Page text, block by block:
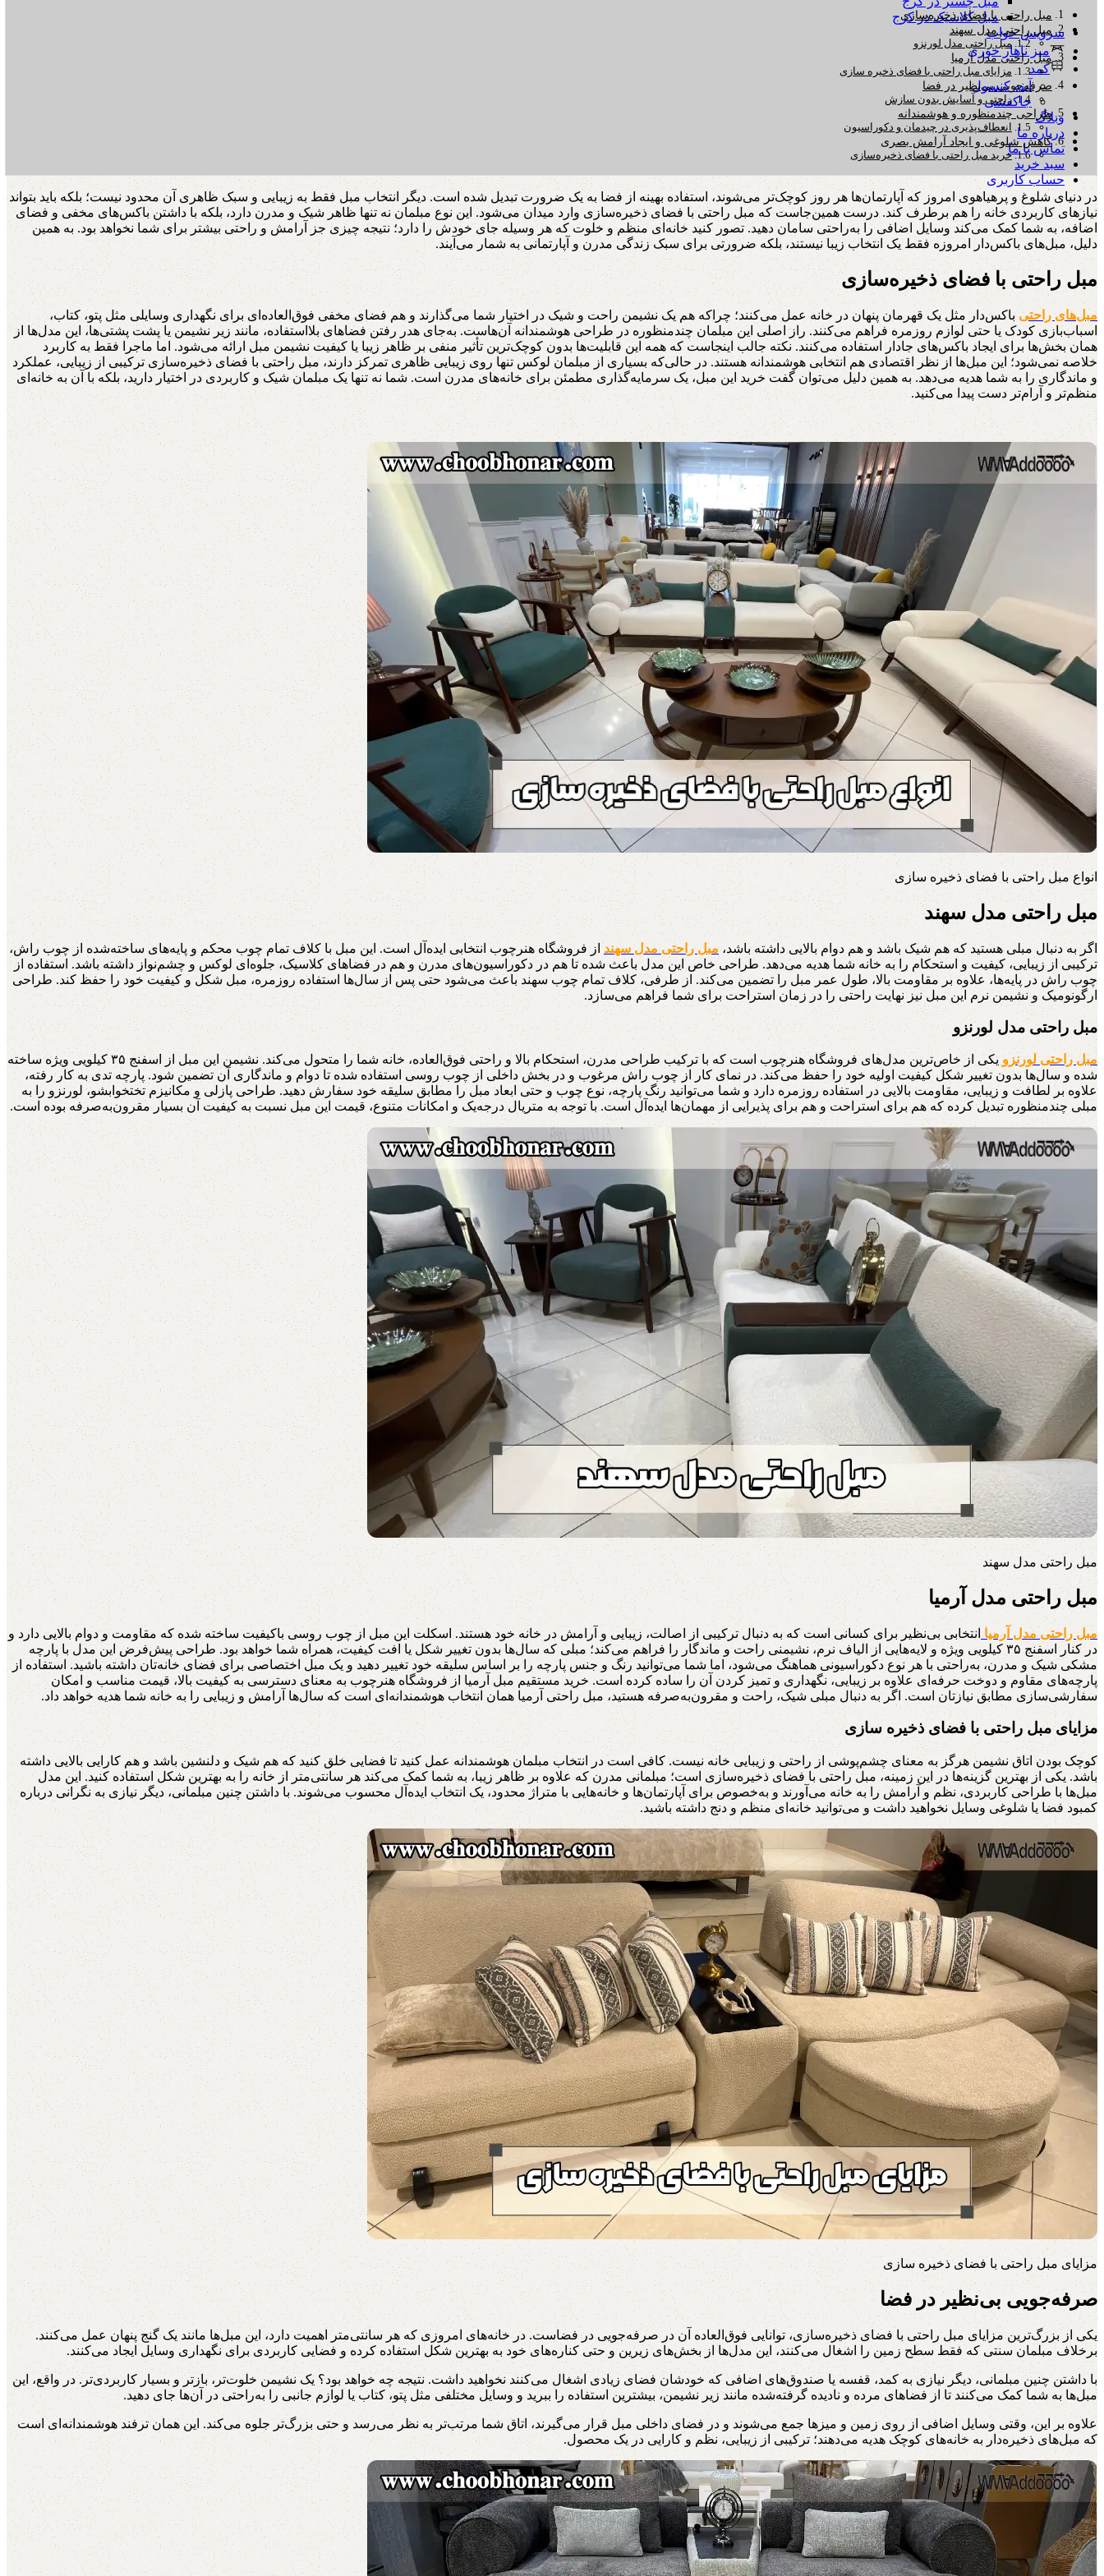
مبل کلاسیک در کرج
سرویس خواب
میز ناهار خوری
کمد
آینه کنسول
جاکفشی
وبلاگ
درباره ما
تماس با ما
سبد خرید
حساب کاربری
مبل راحتی با فضای ذخیره‌سازی
مبل راحتی مدل سهند
مبل راحتی مدل لورنزو
مبل راحتی مدل آرمیا
مزایای مبل راحتی با فضای ذخیره سازی
صرفه‌جویی بی‌نظیر در فضا
راحتی و آسایش بدون سازش
طراحی چندمنظوره و هوشمندانه
انعطاف‌پذیری در چیدمان و دکوراسیون
کاهش شلوغی و ایجاد آرامش بصری
خرید مبل راحتی با فضای ذخیره‌سازی
در دنیای شلوغ و پرهیاهوی امروز که آپارتمان‌ها هر روز کوچک‌تر می‌شوند، استفاده بهینه از فضا به یک ضرورت تبدیل شده است. دیگر انتخاب مبل فقط به زیبایی و سبک ظاهری آن محدود نیست؛ بلکه باید بتواند
نیازهای کاربردی خانه را هم برطرف کند. درست همین‌جاست که مبل راحتی با فضای ذخیره‌سازی وارد میدان می‌شود. این نوع مبلمان نه تنها ظاهر شیک و مدرن دارد، بلکه با داشتن باکس‌های مخفی و فضای
اضافه، به شما کمک می‌کند وسایل اضافی را به‌راحتی سامان دهید. تصور کنید خانه‌ای منظم و خلوت که هر وسیله جای خودش را دارد؛ نتیجه چیزی جز آرامش و راحتی بیشتر برای شما نخواهد بود. به همین
دلیل، مبل‌های باکس‌دار امروزه فقط یک انتخاب زیبا نیستند، بلکه ضرورتی برای سبک زندگی مدرن و آپارتمانی به شمار می‌آیند.
مبل راحتی با فضای ذخیره‌سازی
مبل‌های راحتیباکس‌دار مثل یک قهرمان پنهان در خانه عمل می‌کنند؛ چراکه هم یک نشیمن راحت و شیک در اختیار شما می‌گذارند و هم فضای مخفی فوق‌العاده‌ای برای نگهداری وسایلی مثل پتو، کتاب،
اسباب‌بازی کودک یا حتی لوازم روزمره فراهم می‌کنند. راز اصلی این مبلمان چندمنظوره در طراحی هوشمندانه آن‌هاست. به‌جای هدر رفتن فضاهای بلااستفاده، مانند زیر نشیمن یا پشت پشتی‌ها، این مدل‌ها از
همان بخش‌ها برای ایجاد باکس‌های جادار استفاده می‌کنند. نکته جالب اینجاست که همه این قابلیت‌ها بدون کوچک‌ترین تأثیر منفی بر ظاهر زیبا یا کیفیت نشیمن مبل ارائه می‌شود. اما ماجرا فقط به کاربرد
خلاصه نمی‌شود؛ این مبل‌ها از نظر اقتصادی هم انتخابی هوشمندانه هستند. در حالی‌که بسیاری از مبلمان لوکس تنها روی زیبایی ظاهری تمرکز دارند، مبل راحتی با فضای ذخیره‌سازی ترکیبی از زیبایی، عملکرد
و ماندگاری را به شما هدیه می‌دهد. به همین دلیل می‌توان گفت خرید این مبل، یک سرمایه‌گذاری مطمئن برای خانه‌های مدرن است. شما نه تنها یک مبلمان شیک و کاربردی در اختیار دارید، بلکه با آن به خانه‌ای
منظم‌تر و آرام‌تر دست پیدا می‌کنید.
انواع مبل راحتی با فضای ذخیره سازی
مبل راحتی مدل سهند
اگر به دنبال مبلی هستید که هم شیک باشد و هم دوام بالایی داشته باشد،مبل راحتی مدل سهنداز فروشگاه هنرچوب انتخابی ایده‌آل است. این مبل با کلاف تمام چوب محکم و پایه‌های ساخته‌شده از چوب راش،
ترکیبی از زیبایی، کیفیت و استحکام را به خانه شما هدیه می‌دهد. طراحی خاص این مدل باعث شده تا هم در دکوراسیون‌های مدرن و هم در فضاهای کلاسیک، جلوه‌ای لوکس و چشم‌نواز داشته باشد. استفاده از
چوب راش در پایه‌ها، علاوه بر مقاومت بالا، طول عمر مبل را تضمین می‌کند. از طرفی، کلاف تمام چوب سهند باعث می‌شود حتی پس از سال‌ها استفاده روزمره، مبل شکل و کیفیت خود را حفظ کند. طراحی
ارگونومیک و نشیمن نرم این مبل نیز نهایت راحتی را در زمان استراحت برای شما فراهم می‌سازد.
مبل راحتی مدل لورنزو
مبل راحتی لورنزو
یکی از خاص‌ترین مدل‌های فروشگاه هنرچوب است که با ترکیب طراحی مدرن، استحکام بالا و راحتی فوق‌العاده، خانه شما را متحول می‌کند. نشیمن این مبل از اسفنج ۳۵ کیلویی ویژه ساخته
شده و سال‌ها بدون تغییر شکل کیفیت اولیه خود را حفظ می‌کند. در نمای کار از چوب راش مرغوب و در بخش داخلی از چوب روسی استفاده شده تا دوام و ماندگاری آن تضمین شود. پارچه تدی به کار رفته،
علاوه بر لطافت و زیبایی، مقاومت بالایی در استفاده روزمره دارد و شما می‌توانید رنگ پارچه، نوع چوب و حتی ابعاد مبل را مطابق سلیقه خود سفارش دهید. طراحی پازلی و مکانیزم تختخوابشو، لورنزو را به
مبلی چندمنظوره تبدیل کرده که هم برای استراحت و هم برای پذیرایی از مهمان‌ها ایده‌آل است. با توجه به متریال درجه‌یک و امکانات متنوع، قیمت این مبل نسبت به کیفیت آن بسیار مقرون‌به‌صرفه بوده است.
مبل راحتی مدل سهند
مبل راحتی مدل آرمیا
مبل راحتی مدل آرمیا انتخابی بی‌نظیر برای کسانی است که به دنبال ترکیبی از اصالت، زیبایی و آرامش در خانه خود هستند. اسکلت این مبل از چوب روسی باکیفیت ساخته شده که مقاومت و دوام بالایی دارد و
در کنار اسفنج ۳۵ کیلویی ویژه و لایه‌هایی از الیاف نرم، نشیمنی راحت و ماندگار را فراهم می‌کند؛ مبلی که سال‌ها بدون تغییر شکل یا افت کیفیت، همراه شما خواهد بود. طراحی پیش‌فرض این مدل با پارچه
مشکی شیک و مدرن، به‌راحتی با هر نوع دکوراسیونی هماهنگ می‌شود، اما شما می‌توانید رنگ و جنس پارچه را بر اساس سلیقه خود تغییر دهید و یک مبل اختصاصی برای فضای خانه‌تان داشته باشید. استفاده از
پارچه‌های مقاوم و دوخت حرفه‌ای علاوه بر زیبایی، نگهداری و تمیز کردن آن را ساده کرده است. خرید مستقیم مبل آرمیا از فروشگاه هنرچوب به معنای دسترسی به کیفیت بالا، قیمت مناسب و امکان
سفارشی‌سازی مطابق نیازتان است. اگر به دنبال مبلی شیک، راحت و مقرون‌به‌صرفه هستید، مبل راحتی آرمیا همان انتخاب هوشمندانه‌ای است که سال‌ها آرامش و زیبایی را به خانه شما هدیه خواهد داد.
مزایای مبل راحتی با فضای ذخیره سازی
کوچک بودن اتاق نشیمن هرگز به معنای چشم‌پوشی از راحتی و زیبایی خانه نیست. کافی است در انتخاب مبلمان هوشمندانه عمل کنید تا فضایی خلق کنید که هم شیک و دلنشین باشد و هم کارایی بالایی داشته
باشد. یکی از بهترین گزینه‌ها در این زمینه، مبل راحتی با فضای ذخیره‌سازی است؛ مبلمانی مدرن که علاوه بر ظاهر زیبا، به شما کمک می‌کند هر سانتی‌متر از خانه را به بهترین شکل استفاده کنید. این مدل
مبل‌ها با طراحی کاربردی، نظم و آرامش را به خانه می‌آورند و به‌خصوص برای آپارتمان‌ها و خانه‌هایی با متراژ محدود، یک انتخاب ایده‌آل محسوب می‌شوند. با داشتن چنین مبلمانی، دیگر نیازی به نگرانی درباره
کمبود فضا یا شلوغی وسایل نخواهید داشت و می‌توانید خانه‌ای منظم و دنج داشته باشید.
مزایای مبل راحتی با فضای ذخیره سازی
صرفه‌جویی بی‌نظیر در فضا
یکی از بزرگ‌ترین مزایای مبل راحتی با فضای ذخیره‌سازی، توانایی فوق‌العاده آن در صرفه‌جویی در فضاست. در خانه‌های امروزی که هر سانتی‌متر اهمیت دارد، این مبل‌ها مانند یک گنج پنهان عمل می‌کنند.
برخلاف مبلمان سنتی که فقط سطح زمین را اشغال می‌کنند، این مدل‌ها از بخش‌های زیرین و حتی کناره‌های خود به بهترین شکل استفاده کرده و فضایی کاربردی برای نگهداری وسایل ایجاد می‌کنند.
با داشتن چنین مبلمانی، دیگر نیازی به کمد، قفسه یا صندوق‌های اضافی که خودشان فضای زیادی اشغال می‌کنند نخواهید داشت. نتیجه چه خواهد بود؟ یک نشیمن خلوت‌تر، بازتر و بسیار کاربردی‌تر. در واقع، این
مبل‌ها به شما کمک می‌کنند تا از فضاهای مرده و نادیده گرفته‌شده مانند زیر نشیمن، بیشترین استفاده را ببرید و وسایل مختلفی مثل پتو، کتاب یا لوازم جانبی را به‌راحتی در آن‌ها جای دهید.
علاوه بر این، وقتی وسایل اضافی از روی زمین و میزها جمع می‌شوند و در فضای داخلی مبل قرار می‌گیرند، اتاق شما مرتب‌تر به نظر می‌رسد و حتی بزرگ‌تر جلوه می‌کند. این همان ترفند هوشمندانه‌ای است
که مبل‌های ذخیره‌دار به خانه‌های کوچک هدیه می‌دهند؛ ترکیبی از زیبایی، نظم و کارایی در یک محصول.